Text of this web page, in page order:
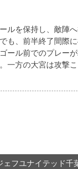
ルを保持し、敵陣
も、前半終了間際
ール前でのプレー
一方の大宮は攻撃
ェフユナイテッド千